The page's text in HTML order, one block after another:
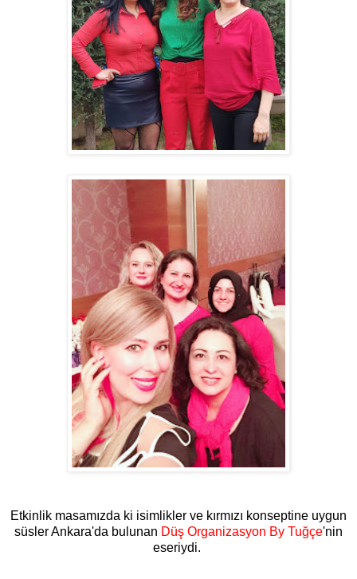
Etkinlik masamızda ki isimlikler ve kırmızı konseptine uygun
süsler Ankara'da bulunan Düş Organizasyon By Tuğçe'nin
eseriydi.